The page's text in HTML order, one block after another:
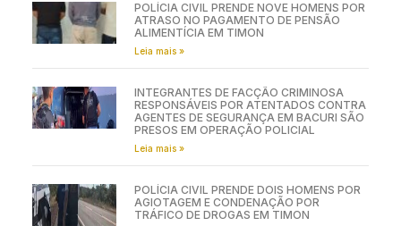
POLÍCIA CIVIL PRENDE NOVE HOMENS POR
ATRASO NO PAGAMENTO DE PENSÃO
ALIMENTÍCIA EM TIMON
Leia mais »
INTEGRANTES DE FACÇÃO CRIMINOSA
RESPONSÁVEIS POR ATENTADOS CONTRA
AGENTES DE SEGURANÇA EM BACURI SÃO
PRESOS EM OPERAÇÃO POLICIAL
Leia mais »
POLÍCIA CIVIL PRENDE DOIS HOMENS POR
AGIOTAGEM E CONDENAÇÃO POR
TRÁFICO DE DROGAS EM TIMON